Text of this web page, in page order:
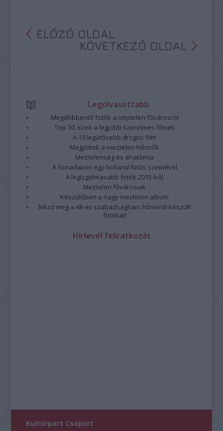
ELŐZŐ OLDAL
KÖVETKEZŐ OLDAL
Legolvasottabb
Megdöbbentő fotók a néptelen fővárosról
Top 10: ezek a legjobb szerelmes filmek
A 10 legütősebb drogos film
Megjöttek a meztelen hősnők
Meztelenség és anatómia
A forradalom egy holland fotós szemével
A legizgalmasabb fotók 2015-ből
Meztelen fővárosiak
Készülőben a nagy meztelen album
Nézd meg a 48-as szabadságharc hőseiről készült
fotókat!
Hírlevél feliratkozás
Kultúrpart Csoport